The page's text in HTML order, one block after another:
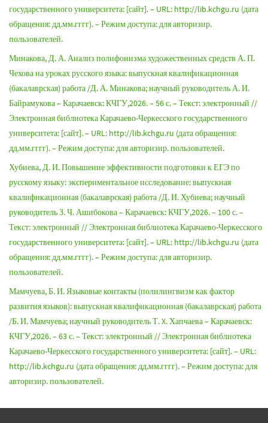
государственного университета: [сайт]. – URL: http://lib.kchgu.ru (дата
обращения: дд.мм.гггг). – Режим доступа: для авторизир.
пользователей.
Минакова, Д. А. Анализ полифонизма художественных средств А. П.
Чехова на уроках русского языка: выпускная квалификационная
(бакалаврская) работа /Д. А. Минакова; научный руководитель А. И.
Байрамукова – Карачаевск: КЧГУ,2026. – 56 с. – Текст: электронный //
Электронная библиотека Карачаево-Черкесского государственного
университета: [сайт]. – URL: http://lib.kchgu.ru (дата обращения:
дд.мм.гггг). – Режим доступа: для авторизир. пользователей.
Хубиева, Д. И. Повышение эффективности подготовки к ЕГЭ по
русскому языку: экспериментальное исследование: выпускная
квалификационная (бакалаврская) работа /Д. И. Хубиева; научный
руководитель З. Ч. Ашибокова – Карачаевск: КЧГУ,2026. – 100 с. –
Текст: электронный // Электронная библиотека Карачаево-Черкесского
государственного университета: [сайт]. – URL: http://lib.kchgu.ru (дата
обращения: дд.мм.гггг). – Режим доступа: для авторизир.
пользователей.
Мамчуева, Б. И. Языковые контакты (полилингвизм как фактор
развития языков): выпускная квалификационная (бакалаврская) работа
/Б. И. Мамчуева; научный руководитель Т. X. Хапчаева – Карачаевск:
КЧГУ,2026. – 63 с. – Текст: электронный // Электронная библиотека
Карачаево-Черкесского государственного университета: [сайт]. – URL:
http://lib.kchgu.ru (дата обращения: дд.мм.гггг). – Режим доступа: для
авторизир. пользователей.